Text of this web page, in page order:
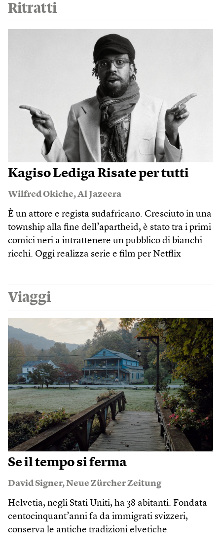
Ritratti
Kagiso Lediga Risate per tutti
Wilfred Okiche,Al Jazeera
È un attore e regista sudafricano. Cresciuto in una
township alla fine dell’apartheid, è stato tra i primi
comici neri a intrattenere un pubblico di bianchi
ricchi. Oggi realizza serie e film per Netflix
Viaggi
Se il tempo si ferma
David Signer,Neue Zürcher Zeitung
Helvetia, negli Stati Uniti, ha 38 abitanti. Fondata
centocinquant’anni fa da immigrati svizzeri,
conserva le antiche tradizioni elvetiche